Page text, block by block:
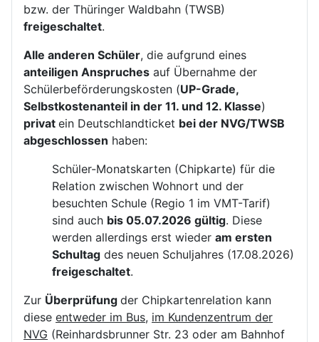
bzw. der Thüringer Waldbahn (TWSB)
freigeschaltet.
Alle anderen Schüler, die aufgrund eines
anteiligen Anspruches auf Übernahme der
Schülerbeförderungskosten (UP-Grade,
Selbstkostenanteil in der 11. und 12. Klasse)
privat ein Deutschlandticket bei der NVG/TWSB
abgeschlossen haben:
Schüler-Monatskarten (Chipkarte) für die
Relation zwischen Wohnort und der
besuchten Schule (Regio 1 im VMT-Tarif)
sind auch bis 05.07.2026 gültig. Diese
werden allerdings erst wieder am ersten
Schultag des neuen Schuljahres (17.08.2026)
freigeschaltet.
Zur Überprüfung der Chipkartenrelation kann
diese entweder im Bus, im Kundenzentrum der
NVG (Reinhardsbrunner Str. 23 oder am Bahnhof